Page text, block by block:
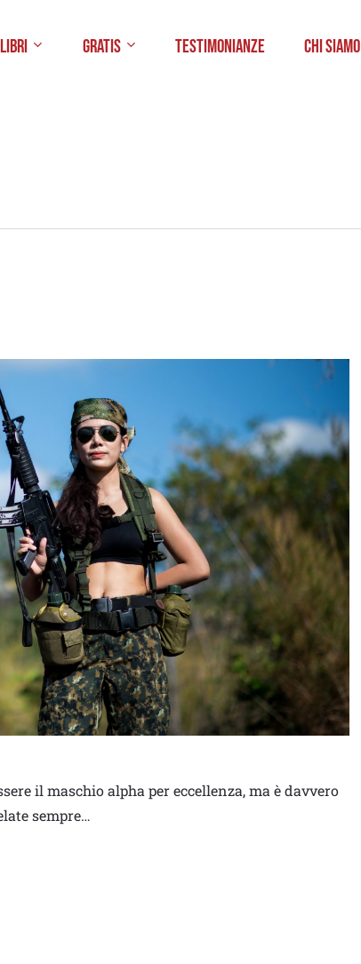
Libri Gratis Testimonianze Chi Siamo
il maschio alpha per eccellenza, ma è davvero
sempre…